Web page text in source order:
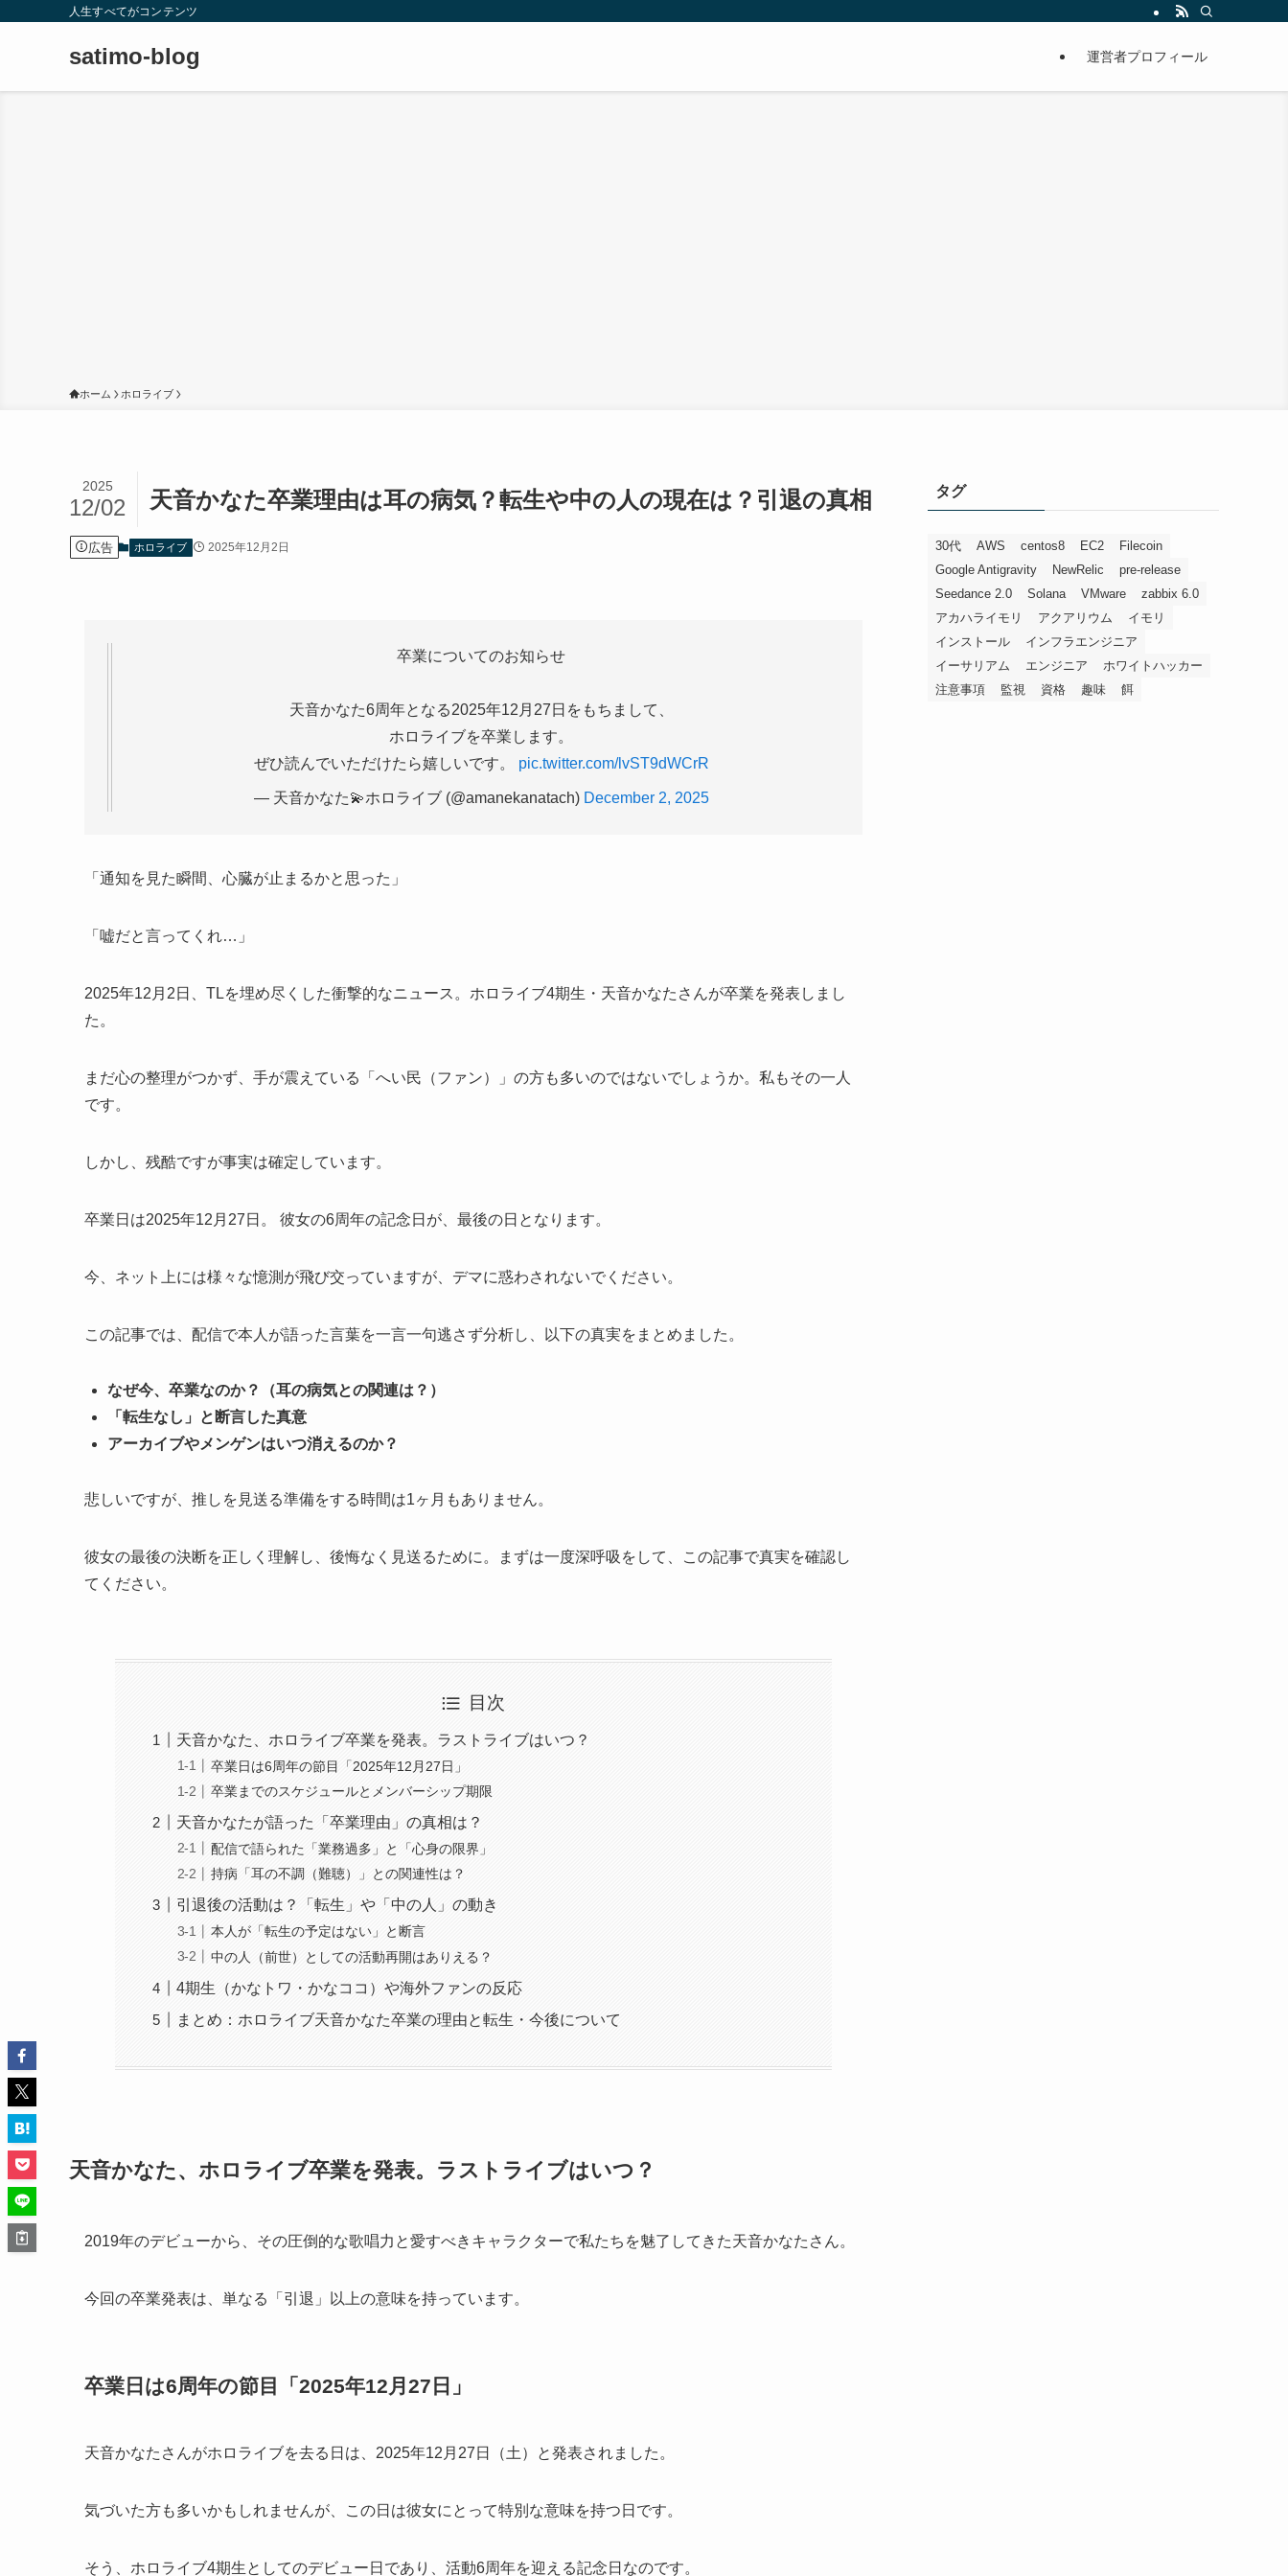
人生すべてがコンテンツ
satimo-blog 運営者プロフィール
ホーム ホロライブ
天音かなた卒業理由は耳の病気？転生や中の人の現在は？引退の真相
2025
12/02
広告 ホロライブ 2025年12月2日
卒業についてのお知らせ
天音かなた6周年となる2025年12月27日をもちまして、
ホロライブを卒業します。
ぜひ読んでいただけたら嬉しいです。 pic.twitter.com/lvST9dWCrR
— 天音かなた💫ホロライブ (@amanekanatach) December 2, 2025
「通知を見た瞬間、心臓が止まるかと思った」
「嘘だと言ってくれ…」
2025年12月2日、TLを埋め尽くした衝撃的なニュース。ホロライブ4期生・天音かなたさんが卒業を発表しまし
た。
まだ心の整理がつかず、手が震えている「へい民（ファン）」の方も多いのではないでしょうか。私もその一人
です。
しかし、残酷ですが事実は確定しています。
卒業日は2025年12月27日。 彼女の6周年の記念日が、最後の日となります。
今、ネット上には様々な憶測が飛び交っていますが、デマに惑わされないでください。
この記事では、配信で本人が語った言葉を一言一句逃さず分析し、以下の真実をまとめました。
なぜ今、卒業なのか？（耳の病気との関連は？）
「転生なし」と断言した真意
アーカイブやメンゲンはいつ消えるのか？
悲しいですが、推しを見送る準備をする時間は1ヶ月もありません。
彼女の最後の決断を正しく理解し、後悔なく見送るために。まずは一度深呼吸をして、この記事で真実を確認し
てください。
目次
天音かなた、ホロライブ卒業を発表。ラストライブはいつ？
卒業日は6周年の節目「2025年12月27日」
卒業までのスケジュールとメンバーシップ期限
天音かなたが語った「卒業理由」の真相は？
配信で語られた「業務過多」と「心身の限界」
持病「耳の不調（難聴）」との関連性は？
引退後の活動は？「転生」や「中の人」の動き
本人が「転生の予定はない」と断言
中の人（前世）としての活動再開はありえる？
4期生（かなトワ・かなココ）や海外ファンの反応
まとめ：ホロライブ天音かなた卒業の理由と転生・今後について
天音かなた、ホロライブ卒業を発表。ラストライブはいつ？
2019年のデビューから、その圧倒的な歌唱力と愛すべきキャラクターで私たちを魅了してきた天音かなたさん。
今回の卒業発表は、単なる「引退」以上の意味を持っています。
卒業日は6周年の節目「2025年12月27日」
天音かなたさんがホロライブを去る日は、2025年12月27日（土）と発表されました。
気づいた方も多いかもしれませんが、この日は彼女にとって特別な意味を持つ日です。
そう、ホロライブ4期生としてのデビュー日であり、活動6周年を迎える記念日なのです。
タグ
30代 AWS centos8 EC2
Filecoin
Google Antigravity
NewRelic
pre-release
Seedance 2.0
Solana VMware
zabbix 6.0
アカハライモリ
アクアリウム
イモリ
インストール
インフラエンジニア
イーサリアム
エンジニア
ホワイトハッカー
注意事項
監視 資格 趣味 餌